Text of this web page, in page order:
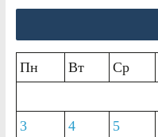
Пн Вт Ср
3
4 5